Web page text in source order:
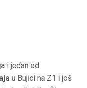
i jedan od
u Bujici na Z1 i još